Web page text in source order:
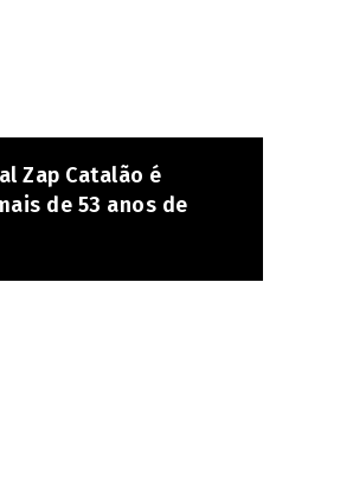
Zap Catalão é
de 53 anos de